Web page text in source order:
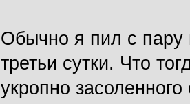
Обычно я пил с пару
третьи сутки. Что
укропно